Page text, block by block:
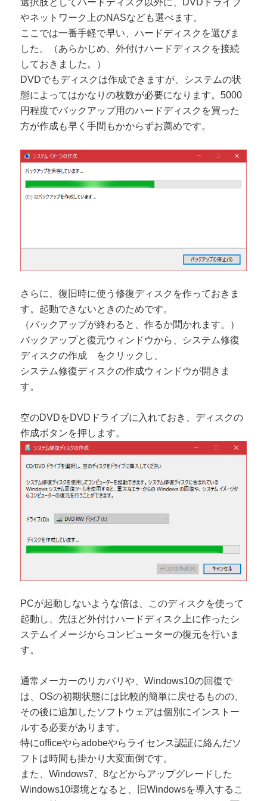
選択肢としてハードディスク以外に、DVDドライブ
やネットワーク上のNASなども選べます。
ここでは一番手軽で早い、ハードディスクを選びま
した。（あらかじめ、外付けハードディスクを接続
しておきました。）
DVDでもディスクは作成できますが、システムの状
態によってはかなりの枚数が必要になります。5000
円程度でバックアップ用のハードディスクを買った
方が作成も早く手間もかからずお薦めです。
さらに、復旧時に使う修復ディスクを作っておきま
す。起動できないときのためです。
（バックアップが終わると、作るか聞かれます。）
バックアップと復元ウィンドウから、システム修復
ディスクの作成 をクリックし、
システム修復ディスクの作成ウィンドウが開きま
す。
空のDVDをDVDドライブに入れておき、ディスクの
作成ボタンを押します。
PCが起動しないような倍は、このディスクを使って
起動し、先ほど外付けハードディスク上に作ったシ
ステムイメージからコンピューターの復元を行いま
す。
通常メーカーのリカバリや、Windows10の回復で
は、OSの初期状態には比較的簡単に戻せるものの、
その後に追加したソフトウェアは個別にインストー
ルする必要があります。
特にofficeやらadobeやらライセンス認証に絡んだソ
フトは時間も掛かり大変面倒です。
また、Windows7、8などからアップグレードした
Windows10環境となると、旧Windowsを導入するこ